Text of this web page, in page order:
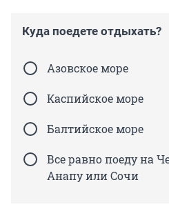
Куда поедете отдыхать?
Азовское море
Каспийское море
Балтийское море
Все равно поеду на
Анапу или Сочи